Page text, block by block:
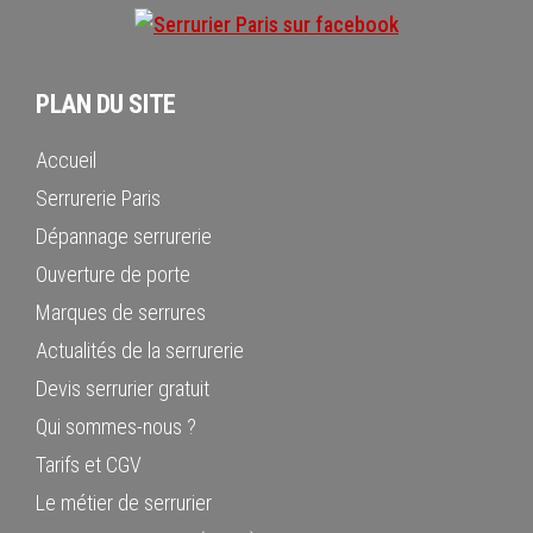
PLAN DU SITE
Accueil
Serrurerie Paris
Dépannage serrurerie
Ouverture de porte
Marques de serrures
Actualités de la serrurerie
Devis serrurier gratuit
Qui sommes-nous ?
Tarifs et CGV
Le métier de serrurier